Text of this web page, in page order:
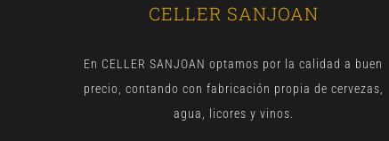
CELLER SANJOAN
En CELLER SANJOAN optamos por la calidad a buen
precio, contando con fabricación propia de cervezas,
agua, licores y vinos.